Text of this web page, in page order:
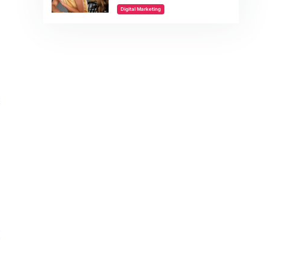
Digital Marketing